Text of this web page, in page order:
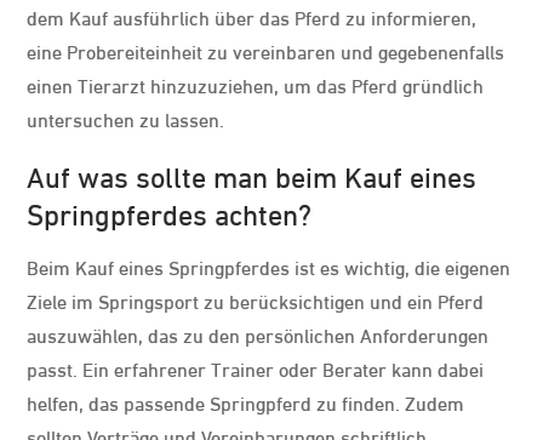
dem Kauf ausführlich über das Pferd zu informieren,
eine Probereiteinheit zu vereinbaren und gegebenenfalls
einen Tierarzt hinzuzuziehen, um das Pferd gründlich
untersuchen zu lassen.
Auf was sollte man beim Kauf eines
Springpferdes achten?
Beim Kauf eines Springpferdes ist es wichtig, die eigenen
Ziele im Springsport zu berücksichtigen und ein Pferd
auszuwählen, das zu den persönlichen Anforderungen
passt. Ein erfahrener Trainer oder Berater kann dabei
helfen, das passende Springpferd zu finden. Zudem